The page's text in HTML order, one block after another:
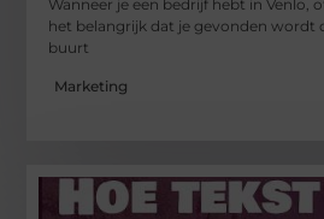
Wanneer je een bedrijf hebt in Venlo,
het belangrijk dat je gevonden wordt
buurt
Marketing